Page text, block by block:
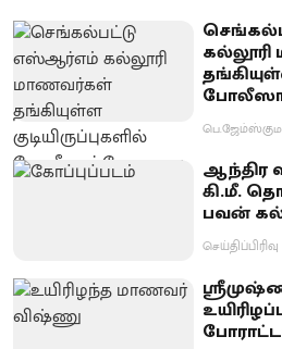
ஆந்திர
கி.மீ.
பவன்
செய்திப்பிரிவு